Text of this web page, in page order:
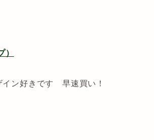
イン好きです 早速買い！